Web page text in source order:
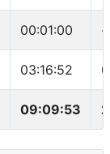
00:01:00 -
03:16:52
09:09:53